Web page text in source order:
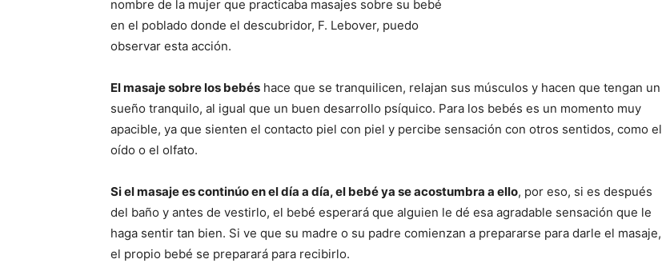
nombre de la mujer que practicaba masajes sobre su bebé
en el poblado donde el descubridor, F. Lebover, puedo
observar esta acción.
El masaje sobre los bebés hace que se tranquilicen, relajan sus músculos y hacen que tengan un
sueño tranquilo, al igual que un buen desarrollo psí­quico. Para los bebés es un momento muy
apacible, ya que sienten el contacto piel con piel y percibe sensación con otros sentidos, como el
oí­do o el olfato.
Si el masaje es continúo en el dí­a a dí­a, el bebé ya se acostumbra a ello, por eso, si es después
del baño y antes de vestirlo, el bebé esperará que alguien le dé esa agradable sensación que le
haga sentir tan bien. Si ve que su madre o su padre comienzan a prepararse para darle el masaje,
el propio bebé se preparará para recibirlo.